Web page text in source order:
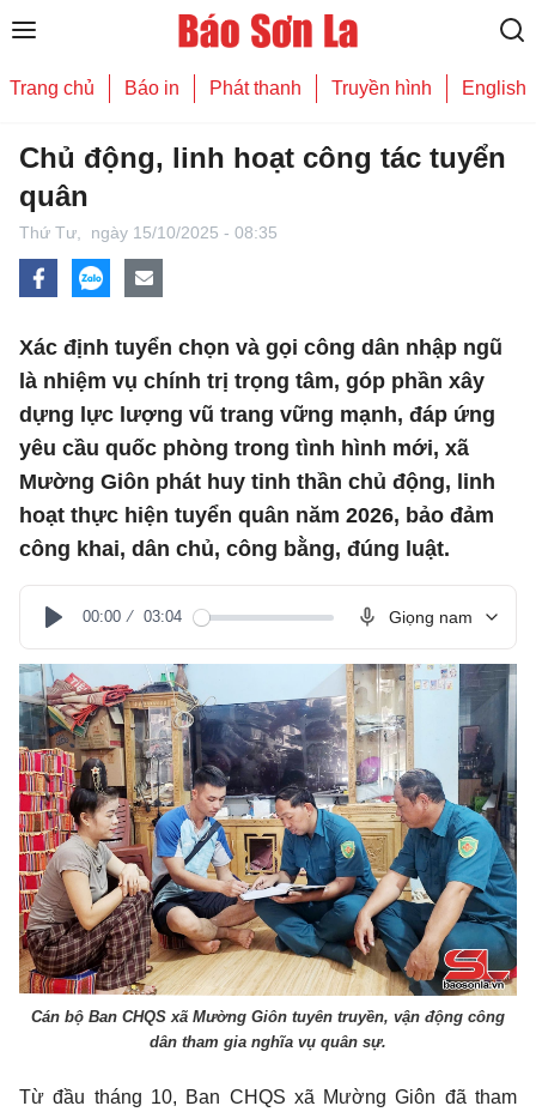
Trang chủ Báo in Phát thanh Truyền hình English
Chủ động, linh hoạt công tác tuyển
quân
Thứ Tư, ngày 15/10/2025 - 08:35
Xác định tuyển chọn và gọi công dân nhập ngũ
là nhiệm vụ chính trị trọng tâm, góp phần xây
dựng lực lượng vũ trang vững mạnh, đáp ứng
yêu cầu quốc phòng trong tình hình mới, xã
Mường Giôn phát huy tinh thần chủ động, linh
hoạt thực hiện tuyển quân năm 2026, bảo đảm
công khai, dân chủ, công bằng, đúng luật.
Play
00:00 03:04 Giọng nam
Cán bộ Ban CHQS xã Mường Giôn tuyên truyền, vận động công
dân tham gia nghĩa vụ quân sự.
Từ đầu tháng 10, Ban CHQS xã Mường Giôn đã tham